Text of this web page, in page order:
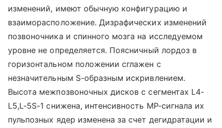
изменений, имеют обычную конфигурацию и
взаиморасположение. Дизрафических изменений
позвоночника и спинного мозга на исследуемом
уровне не определяется. Поясничный лордоз в
горизонтальном положении сглажен с
незначительным S-образным искривлением.
Высота межпозвоночных дисков с сегментах L4-
L5,L-5S-1 снижена, интенсивность MP-сигнала их
пульпозных ядер изменена за счет дегидратации и